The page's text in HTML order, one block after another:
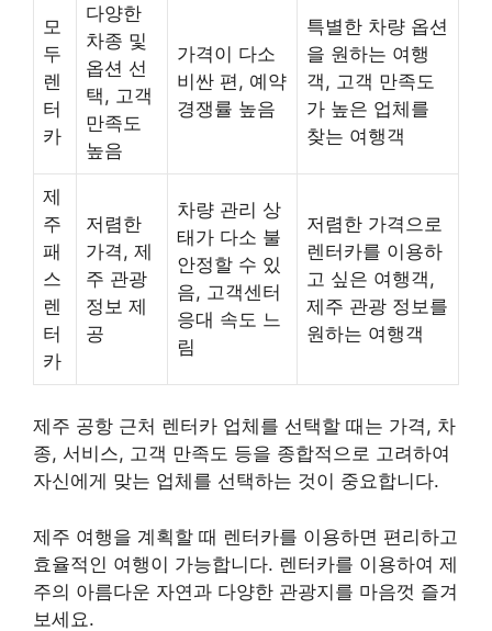
모
두
렌
터
카
다양한
차종 및
옵션 선
택, 고객
만족도
높음
가격이 다소
비싼 편, 예약
경쟁률 높음
특별한 차량 옵션
을 원하는 여행
객, 고객 만족도
가 높은 업체를
찾는 여행객
제
주
패
스
렌
터
카
저렴한
가격, 제
주 관광
정보 제
공
차량 관리 상
태가 다소 불
안정할 수 있
음, 고객센터
응대 속도 느
림
저렴한 가격으로
렌터카를 이용하
고 싶은 여행객,
제주 관광 정보를
원하는 여행객
제주 공항 근처 렌터카 업체를 선택할 때는 가격, 차
종, 서비스, 고객 만족도 등을 종합적으로 고려하여
자신에게 맞는 업체를 선택하는 것이 중요합니다.
제주 여행을 계획할 때 렌터카를 이용하면 편리하고
효율적인 여행이 가능합니다. 렌터카를 이용하여 제
주의 아름다운 자연과 다양한 관광지를 마음껏 즐겨
보세요.